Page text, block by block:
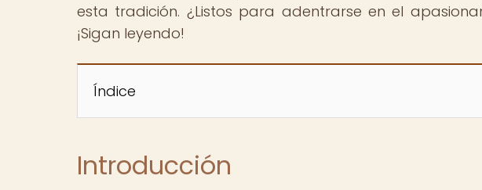
esta tradición. ¿Listos para adentrarse en el
¡Sigan leyendo!
Índice
Introducción